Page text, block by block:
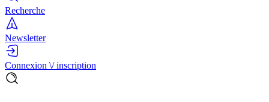
Recherche
Newsletter
Connexion \/ inscription